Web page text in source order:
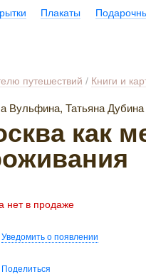
Плакаты
путешествий / Книги и
Вульфина, Татьяна Дубина
как
нет в продаже
Уведомить о появлении
Поделиться